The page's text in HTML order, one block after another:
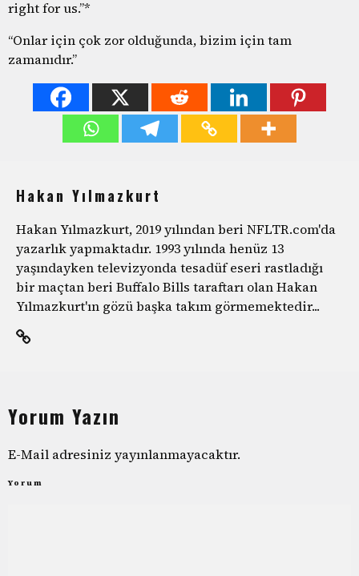
right for us.”*
“Onlar için çok zor olduğunda, bizim için tam
zamanıdır.”
Hakan Yılmazkurt
Hakan Yılmazkurt, 2019 yılından beri NFLTR.com'da
yazarlık yapmaktadır. 1993 yılında henüz 13
yaşındayken televizyonda tesadüf eseri rastladığı
bir maçtan beri Buffalo Bills taraftarı olan Hakan
Yılmazkurt'ın gözü başka takım görmemektedir...
Yorum Yazın
E-Mail adresiniz yayınlanmayacaktır.
Yorum